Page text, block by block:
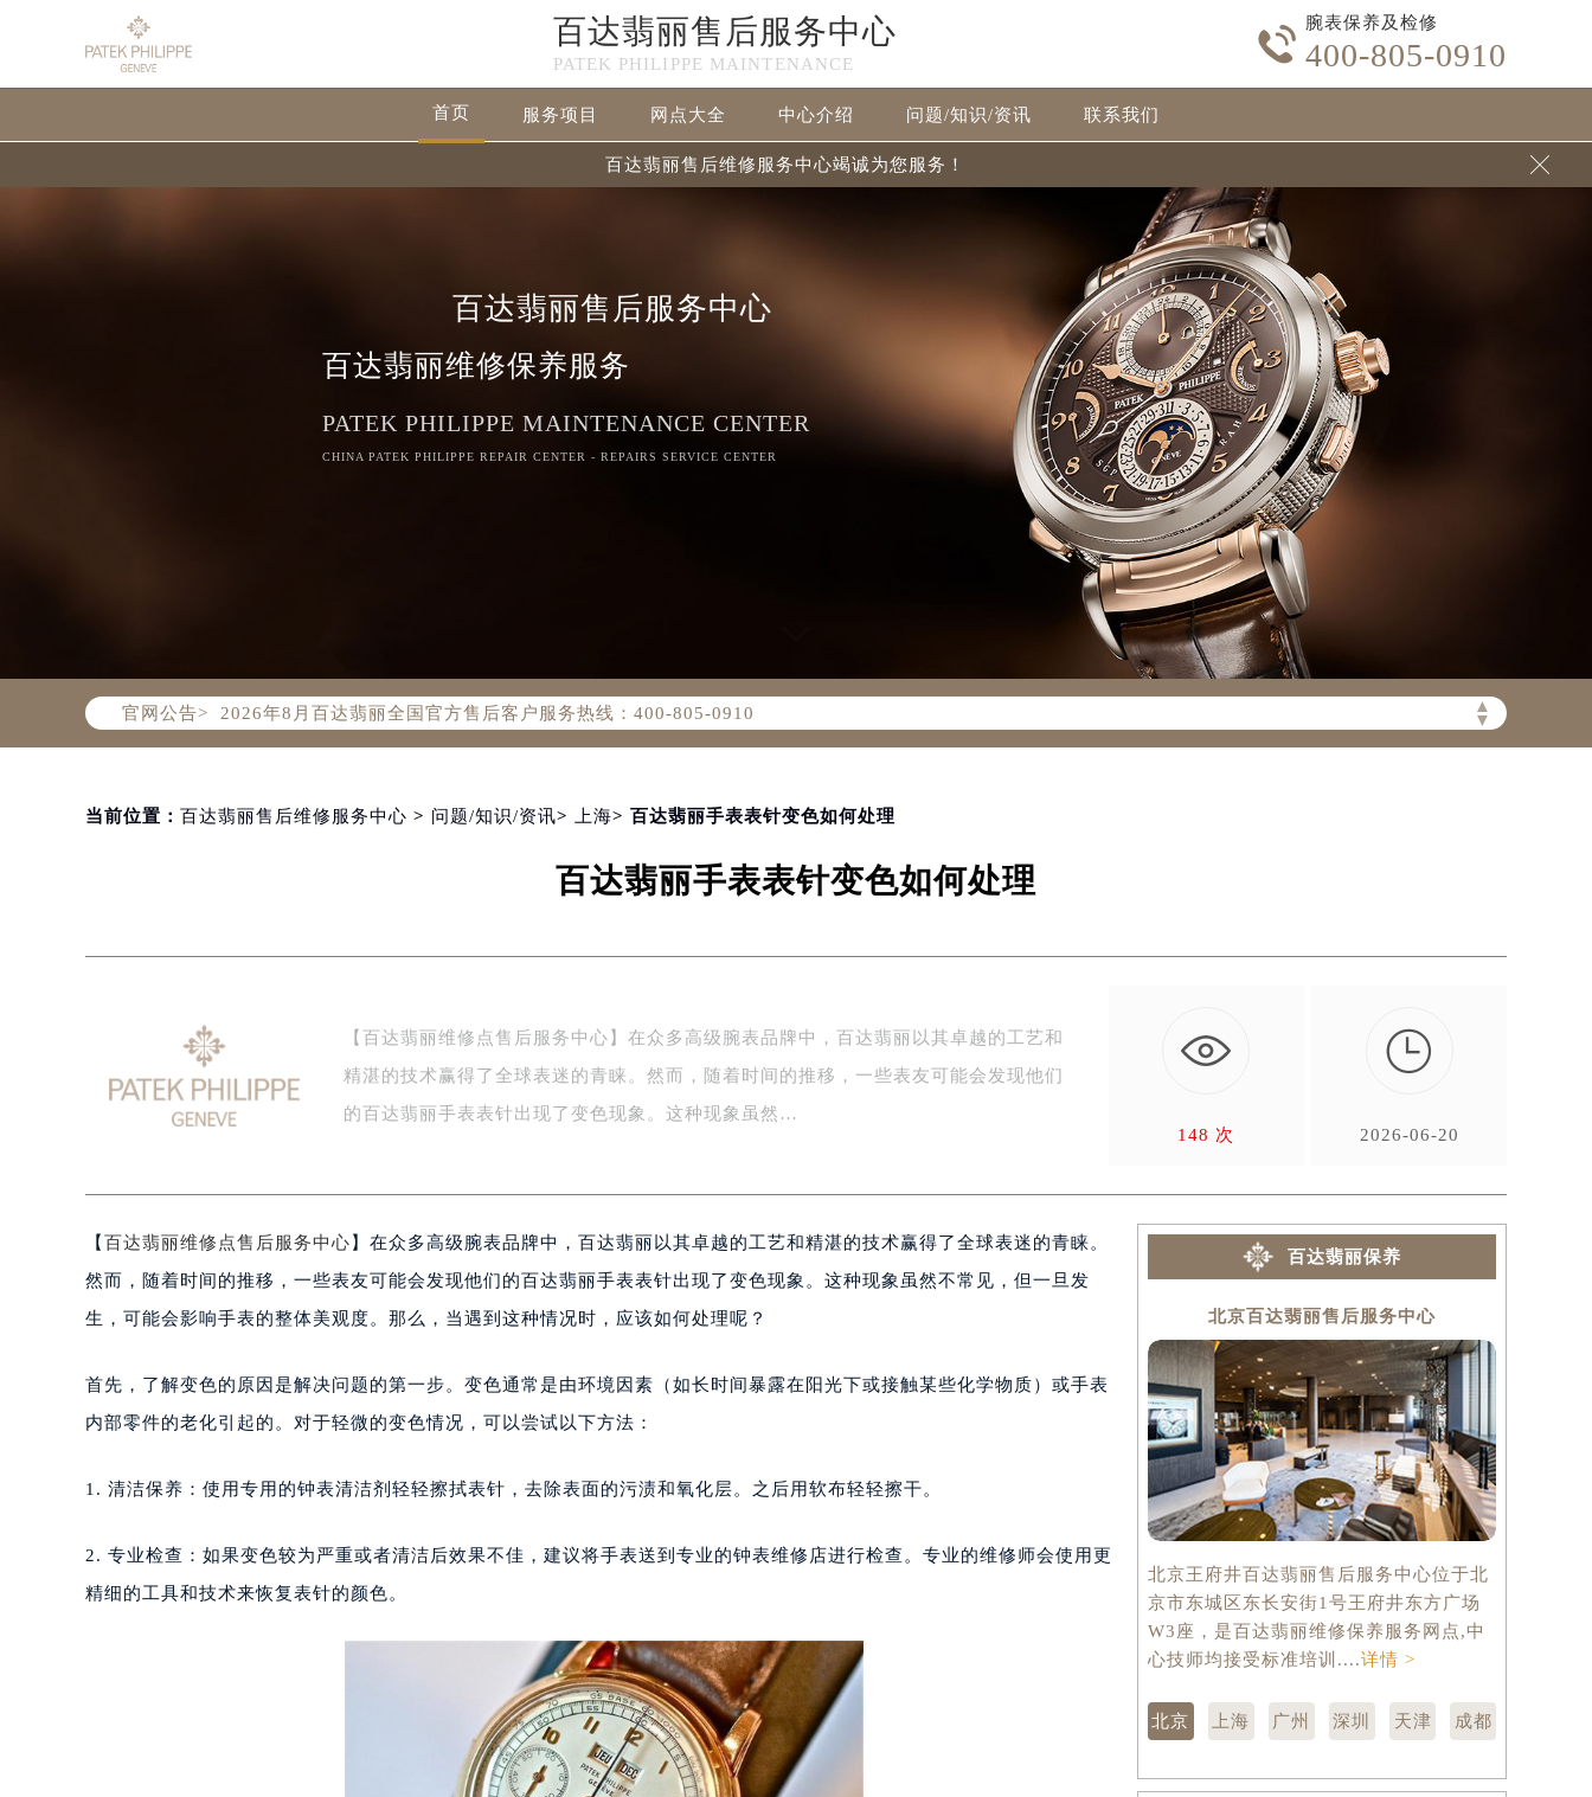
百达翡丽售后服务中心
PATEK PHILIPPE MAINTENANCE

腕表保养及检修
400-805-0910
首页 服务项目 网点大全 中心介绍 问题/知识/资讯 联系我们
百达翡丽售后维修服务中心竭诚为您服务！ 
百达翡丽售后服务中心
百达翡丽维修保养服务
PATEK PHILIPPE MAINTENANCE CENTER
CHINA PATEK PHILIPPE REPAIR CENTER - REPAIRS SERVICE CENTER
官网公告> ▲
▼
2026年8月百达翡丽全国官方售后客户服务热线：400-805-0910
百达翡丽官方全国统一服务热线400-805-0910，服务覆盖中国大陆、香港、澳门、台湾全部区域（非大陆需加拨“+86”）
2026年8月百达翡丽售后服务中心最新网点地址：
北京市东城区东长安街1号东方广场写字楼W3座6层602室（需提前预约）
上海市徐汇区虹桥路3号港汇中心写字楼2座37层3705室（需提前预约）
扬州市邗江区国展路29号星耀天地写字楼1号楼18层1803室（需提前预约）
盐城市盐都区世纪大道5号盐城金融城写字楼1号楼16层1604室（需提前预约）
泰州市海陵区永定东路399号置地商务中心东塔写字楼（华润万象城）17层1706室（需提前预约）
绍兴市越城区胜利东路379号世茂天际中心写字楼8层805室（需提前预约）
嘉兴市南湖区广益路705号嘉兴世界贸易中心写字楼A座13层1304室（需提前预约）
南昌市红谷滩新区红谷中大道998号绿地双子塔（中央广场）A1座办公楼14层07室（需提前预约）
广州市天河区天河路230号万菱汇国际中心写字楼A塔7层704室（需提前预约）
广州市越秀区环市东路371-375号世界贸易中心大厦南塔写字楼15层07室（需提前预约）
惠州市惠城区江北文昌一路7号华贸大厦写字楼1座30层05室（需提前预约）
福州市鼓楼区五四路128-1号恒力城写字楼15层03室（需提前预约）
长沙市芙蓉区定王台街道建湘路393号世茂环球金融中心写字楼（芙蓉广场）10层13室（需提前预约）
郑州市二七区铭功路10号华润大厦写字楼29层2905室（需提前预约）
太原市迎泽区解放路15号亨得利名表服务中心（品牌授权店）3层整层（需提前预约）
沈阳市沈河区中街路137号亨得利名表服务中心（品牌授权店）1层整层（需提前预约）
沈阳市沈河区中街路83号亨得利名表服务中心（品牌授权店）1层整层（需提前预约）
当前位置： 百达翡丽售后维修服务中心 > 问题/知识/资讯> 上海> 百达翡丽手表表针变色如何处理
百达翡丽手表表针变色如何处理
【百达翡丽维修点售后服务中心】在众多高级腕表品牌中，百达翡丽以其卓越的工艺和
精湛的技术赢得了全球表迷的青睐。然而，随着时间的推移，一些表友可能会发现他们
的百达翡丽手表表针出现了变色现象。这种现象虽然…
148 次

2026-06-20
【 百达翡丽维修点售后服务中心 】在众多高级腕表品牌中，百达翡丽以其卓越的工艺和精湛的技术赢得了全球表迷的青睐。
然而，随着时间的推移，一些表友可能会发现他们的百达翡丽手表表针出现了变色现象。这种现象虽然不常见，但一旦发
生，可能会影响手表的整体美观度。那么，当遇到这种情况时，应该如何处理呢？
首先，了解变色的原因是解决问题的第一步。变色通常是由环境因素（如长时间暴露在阳光下或接触某些化学物质）或手表
内部零件的老化引起的。对于轻微的变色情况，可以尝试以下方法：
1. 清洁保养：使用专用的钟表清洁剂轻轻擦拭表针，去除表面的污渍和氧化层。之后用软布轻轻擦干。
2. 专业检查：如果变色较为严重或者清洁后效果不佳，建议将手表送到专业的钟表维修店进行检查。专业的维修师会使用更
精细的工具和技术来恢复表针的颜色。
百达翡丽保养
北京百达翡丽售后服务中心
北京王府井百达翡丽售后服务中心位于北
京市东城区东长安街1号王府井东方广场
W3座，是百达翡丽维修保养服务网点,中
心技师均接受标准培训....详情 >
北京 上海 广州 深圳 天津 成都